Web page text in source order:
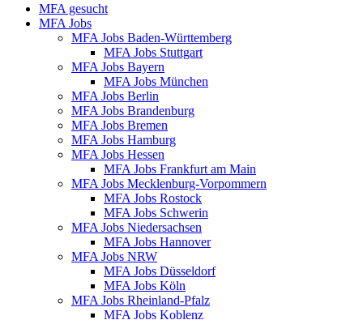
MFA gesucht
MFA Jobs
MFA Jobs Baden-Württemberg
MFA Jobs Stuttgart
MFA Jobs Bayern
MFA Jobs München
MFA Jobs Berlin
MFA Jobs Brandenburg
MFA Jobs Bremen
MFA Jobs Hamburg
MFA Jobs Hessen
MFA Jobs Frankfurt am Main
MFA Jobs Mecklenburg-Vorpommern
MFA Jobs Rostock
MFA Jobs Schwerin
MFA Jobs Niedersachsen
MFA Jobs Hannover
MFA Jobs NRW
MFA Jobs Düsseldorf
MFA Jobs Köln
MFA Jobs Rheinland-Pfalz
MFA Jobs Koblenz